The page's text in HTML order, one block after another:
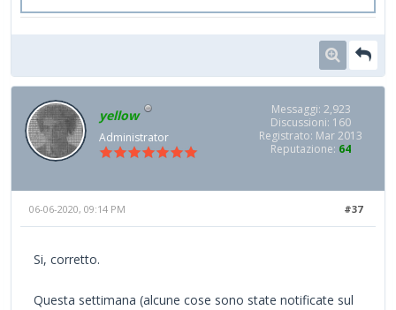
yellow
Administrator
Messaggi: 2,923
Discussioni: 160
Registrato: Mar 2013
Reputazione: 64
#37
06-06-2020, 09:14 PM
Si, corretto.
Questa settimana (alcune cose sono state notificate sul